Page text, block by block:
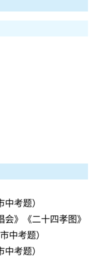
考题）
会》《二十四孝图》
中考题）
考题）